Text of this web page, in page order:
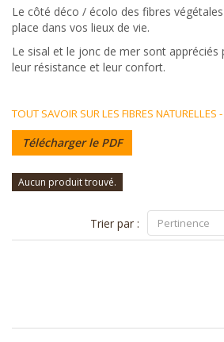
Le côté déco / écolo des fibres
place dans vos lieux de vie.
Le sisal et le jonc de mer sont appréciés
leur résistance et leur confort.
TOUT SAVOIR SUR LES FIBRES NATURELLES
Télécharger le PDF
Aucun produit trouvé.
Trier par : Pertinence